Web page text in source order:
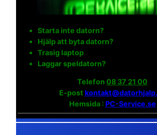
Starta inte datorn?
Hjälp att byta datorn?
Trasig laptop
Laggar speldatorn?
Telefon 08 37 21 00
E-post
Hemsida :PC-Service.se